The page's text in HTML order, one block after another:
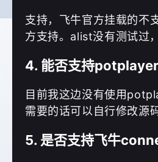
支持，飞牛官方挂载的不
方支持。alist没有测试过
4. 能否支持potplayer
目前我这边没有使用
需要的话可以自行修改源
5. 是否支持飞牛